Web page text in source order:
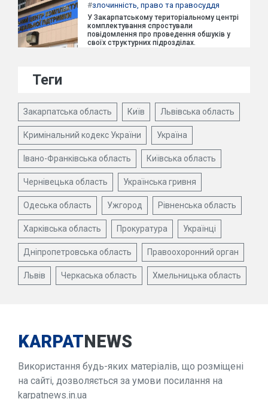
#злочинність, право та правосуддя
У Закарпатському територіальному центрі
комплектування спростували
повідомлення про проведення обшуків у
своїх структурних підрозділах.
Теги
Закарпатська область Київ Львівська область
Кримінальний кодекс України Україна
Івано-Франківська область Київська область
Чернівецька область Українська гривня
Одеська область Ужгород Рівненська область
Харківська область Прокуратура Українці
Дніпропетровська область Правоохоронний орган
Львів Черкаська область Хмельницька область
KARPATNEWS
Використання будь-яких матеріалів, що розміщені
на сайті, дозволяється за умови посилання на
karpatnews.in.ua